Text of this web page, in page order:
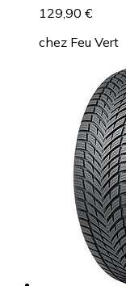
129,90 €
chez Feu Vert